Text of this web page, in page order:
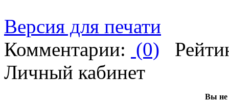
Версия для печати
Комментарии: (0)
Личный кабинет
Вы не